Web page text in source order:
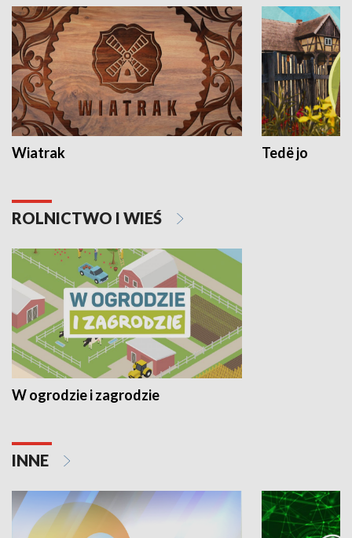
Wiatrak Tedë jo
ROLNICTWO I WIEŚ
W ogrodzie i zagrodzie
INNE